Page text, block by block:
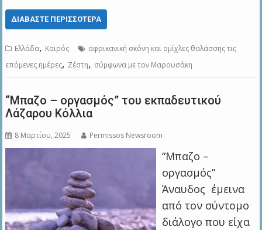
ΔΙΑΒΆΣΤΕ ΠΕΡΙΣΣΌΤΕΡΑ
Ελλάδα, Καιρός
αφρικανική σκόνη και ομίχλες θαλάσσης τις
επόμενες ημέρες, Ζέστη, σύμφωνα με τον Μαρουσάκη
“Μπαζο – οργασμός” του εκπαδευτικού
Λάζαρου Κόλλια
8 Μαρτίου, 2025 Permissos Newsroom
“Μπαζο –
οργασμός”
Άναυδος έμεινα
από τον σύντομο
διάλογο που είχα